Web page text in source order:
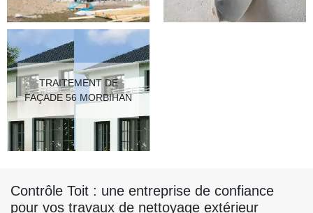
TRAITEMENT DE
FAÇADE 56 MORBIHAN
Contrôle Toit : une entreprise de confiance
pour vos travaux de nettoyage extérieur